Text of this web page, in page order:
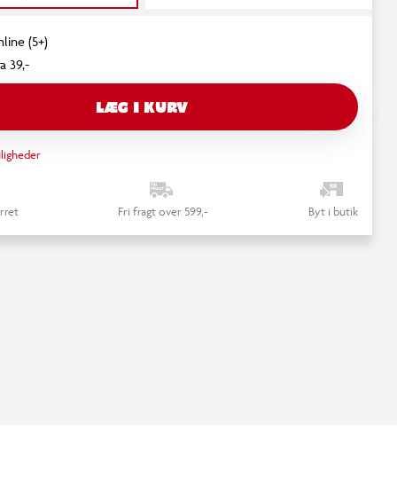
(5+)
39,-
LÆG I KURV
Fri fragt over 599,- Byt i butik